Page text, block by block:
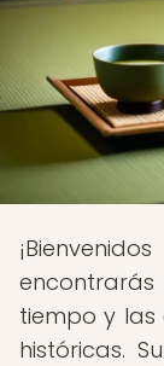
tiempo y las
históricas.